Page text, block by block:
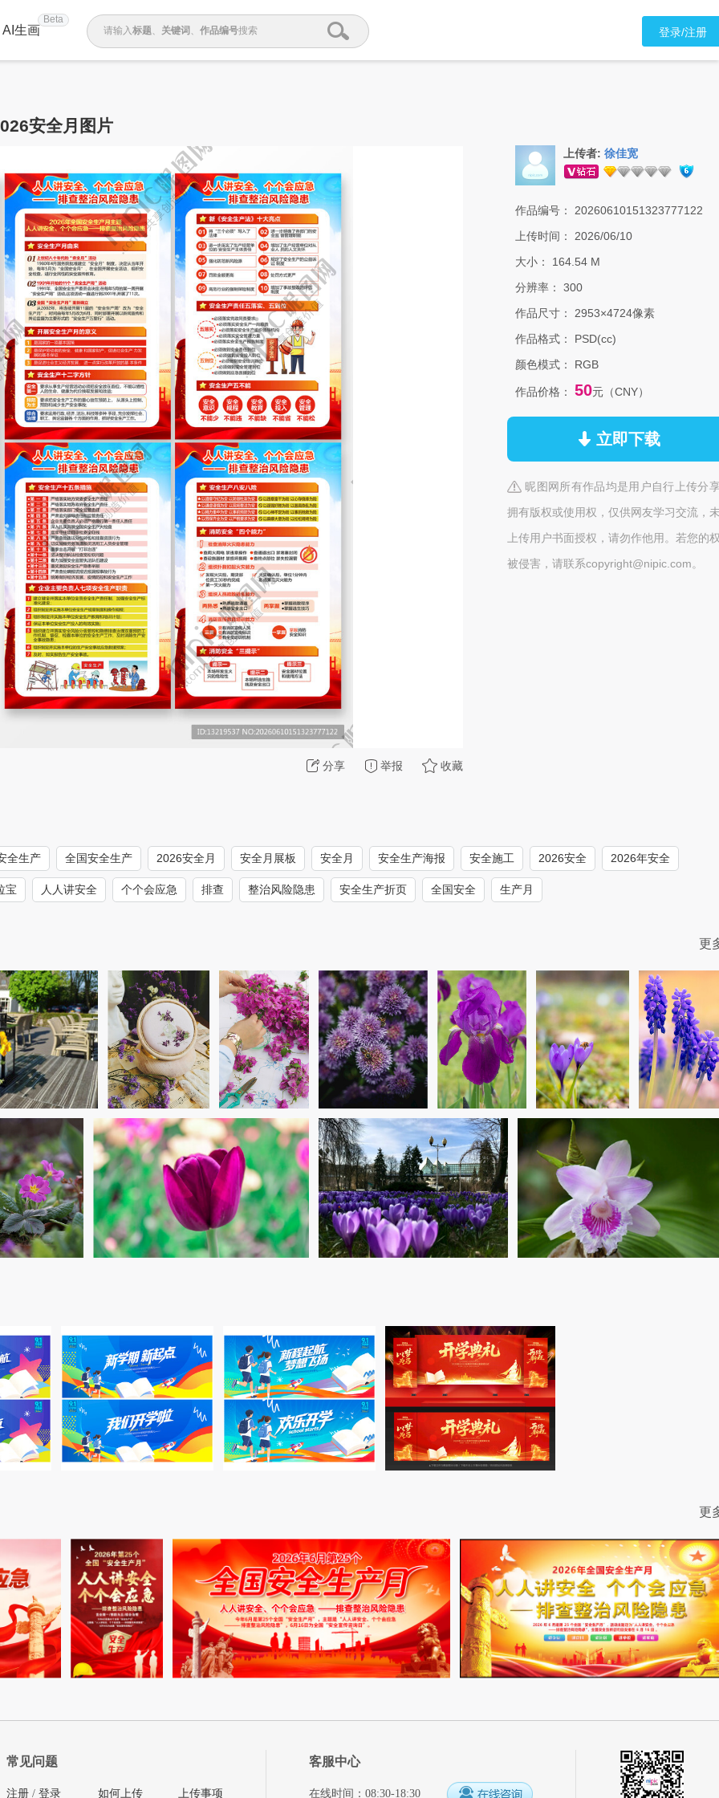
AI生画
Beta
请输入标题、 关键词 、 作品编号搜索 登录/注册
安全月图片
分享 举报 收藏
上传者: 徐佳宽
作品编号：
20260610151323777122
上传时间：
2026/06/10
大小：
164.54 M
分辨率：
300
作品尺寸：
2953×4724像素
作品格式：
PSD(cc)
颜色模式：
RGB
作品价格： 50元（CNY）
立即下载
昵图网所有作品均是用户自行上传分
拥有版权或使用权，仅供网友学习交流，
上传用户书面授权，请勿作他用。若您的
被侵害，请联系copyright@nipic.com。
全生产 全国安全生产 2026安全月 安全月展板 安全月 安全生产海报 安全施工 2026安全 2026年安全
宝 人人讲安全 个个会应急 排查 整治风险隐患 安全生产折页 全国安全 生产月
更
更
常见问题
注册 / 登录 如何上传 上传事项
客服中心
在线时间：08:30-18:30